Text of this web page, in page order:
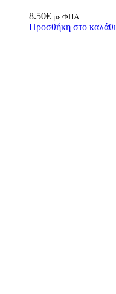
8.50€ με ΦΠΑ
Προσθήκη στο καλάθι